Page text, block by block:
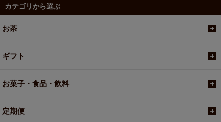
カテゴリから選ぶ
お茶
ギフト
お菓子・食品・飲料
定期便